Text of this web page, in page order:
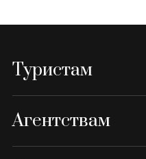
Туристам
Агентствам